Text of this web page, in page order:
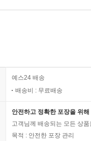
예스24 배송
배송비 : 무료배송
안전하고 정확한 포장을 위
고객님께 배송되는 모든 상
목적 : 안전한 포장 관리